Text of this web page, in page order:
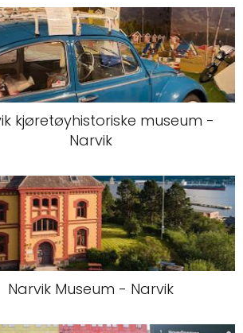
kjøretøyhistoriske museum -
Narvik
Narvik Museum - Narvik